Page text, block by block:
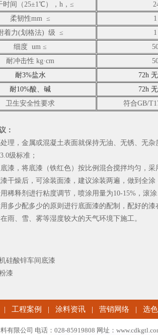
时间（25±1℃），h，≤
柔韧性mm ≤
1
着力(划格法) 级 ≤
1
细度 um ≤
耐冲击性 kg·cm
耐3%盐水
72h
耐10%酸、碱
72h
卫生安全性要求
符合GB/
：
，金属或混凝土表面就保持无油、无锈、无杂
级标准；
，将底漆（铁红色）按比例混合搅拌均匀，采
燥后，可涂装面漆，建议涂装两遍，做到全涂
释剂进行粘度调节，喷涂用量为10-15%，滚涂
少配多少的原则进行底面漆的配制，配好的漆
、雪、雾等湿度较大的天气环境下施工。
硅酸锌车间底漆
漆
| 工程案例 | 涂料资讯 | 营销网络 | 选
有限公司 电话：028-85919808 网址：